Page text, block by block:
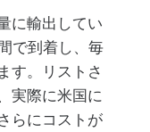
に輸出してい
で到着し、毎
す。リストさ
実際に米国に
らにコストが